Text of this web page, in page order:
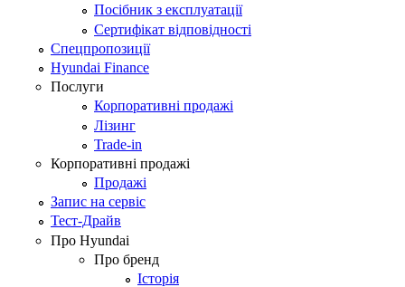
Посібник з експлуатації
Сертифікат відповідності
Спецпропозиції
Hyundai Finance
Послуги
Корпоративні продажі
Лізинг
Trade-in
Корпоративні продажі
Продажі
Запис на сервіс
Тест-Драйв
Про Hyundai
Про бренд
Історія